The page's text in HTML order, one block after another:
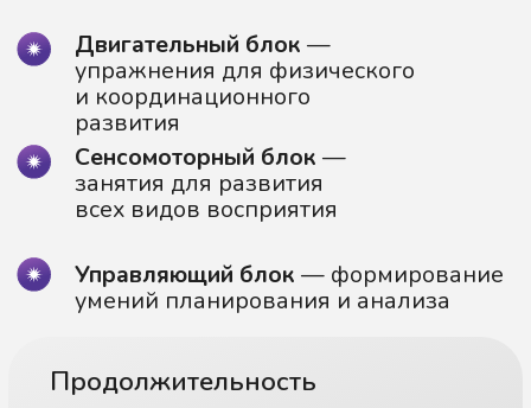
Управляющий блок— формирование
умений планирования и анализа
Стоимость занятий
Продолжительность
2 раза в неделю по 50 минут
Вторник / Четверг:
c 18:00 до 19:00
Формат / Возраст
Занятия проходят в центре (офлайн)